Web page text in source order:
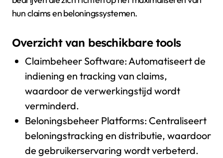
hun claims en beloningssystemen.
Overzicht van beschikbare tools
Claimbeheer Software: Automatiseert de
indiening en tracking van claims,
waardoor de verwerkingstijd wordt
verminderd.
Beloningsbeheer Platforms: Centraliseert
beloningstracking en distributie, waardoor
de gebruikerservaring wordt verbeterd.